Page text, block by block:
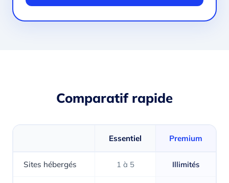
Comparatif rapide
Essentiel Premium
Sites hébergés 1 à 5 Illimités